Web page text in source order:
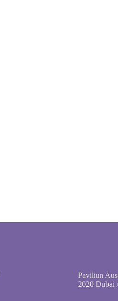
Paviliun
2020 Dubai